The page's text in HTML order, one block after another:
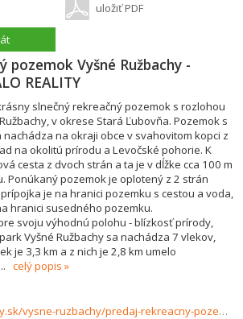
uložiť PDF
pozemok Vyšné Ružbachy -
REALITY
slnečný rekreačný pozemok s rozlohou
v okrese Stará Ľubovňa. Pozemok s
nachádza na okraji obce v svahovitom kopci z
na okolitú prírodu a Levočské pohorie. K
cesta z dvoch strán a ta je v dĺžke cca 100 m
Ponúkaný pozemok je oplotený z 2 strán
je na hranici pozemku s cestou a voda,
hranici susedného pozemku.
svoju výhodnú polohu - blízkosť prírody,
Vyšné Ružbachy sa nachádza 7 vlekov,
je 3,3 km a z nich je 2,8 km umelo
... celý popis
https://www.haloreality.sk/vysne-ruzbachy/predaj-rekreacny-pozemok-vysne-ruzbachy---exkluzivne-halo-reality/70283